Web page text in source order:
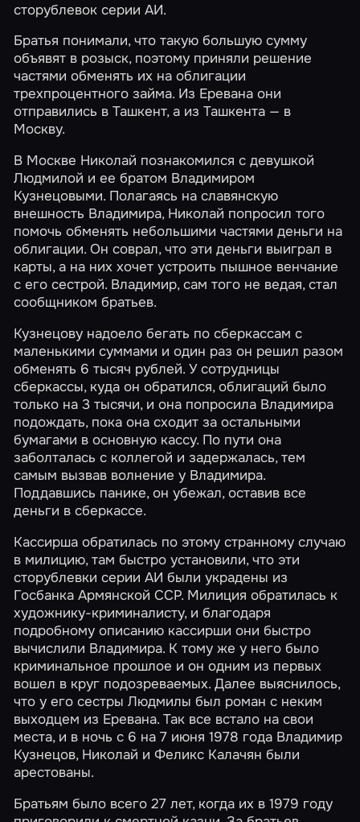
сторублевок серии АИ.
Братья понимали, что такую большую сумму
объявят в розыск, поэтому приняли решение
частями обменять их на облигации
трехпроцентного займа. Из Еревана они
отправились в Ташкент, а из Ташкента — в
Москву.
В Москве Николай познакомился с девушкой
Людмилой и ее братом Владимиром
Кузнецовыми. Полагаясь на славянскую
внешность Владимира, Николай попросил того
помочь обменять небольшими частями деньги на
облигации. Он соврал, что эти деньги выиграл в
карты, а на них хочет устроить пышное венчание
с его сестрой. Владимир, сам того не ведая, стал
сообщником братьев.
Кузнецову надоело бегать по сберкассам с
маленькими суммами и один раз он решил разом
обменять 6 тысяч рублей. У сотрудницы
сберкассы, куда он обратился, облигаций было
только на 3 тысячи, и она попросила Владимира
подождать, пока она сходит за остальными
бумагами в основную кассу. По пути она
заболталась с коллегой и задержалась, тем
самым вызвав волнение у Владимира.
Поддавшись панике, он убежал, оставив все
деньги в сберкассе.
Кассирша обратилась по этому странному случаю
в милицию, там быстро установили, что эти
сторублевки серии АИ были украдены из
Госбанка Армянской ССР. Милиция обратилась к
художнику-криминалисту, и благодаря
подробному описанию кассирши они быстро
вычислили Владимира. К тому же у него было
криминальное прошлое и он одним из первых
вошел в круг подозреваемых. Далее выяснилось,
что у его сестры Людмилы был роман с неким
выходцем из Еревана. Так все встало на свои
места, и в ночь с 6 на 7 июня 1978 года Владимир
Кузнецов, Николай и Феликс Калачян были
арестованы.
Братьям было всего 27 лет, когда их в 1979 году